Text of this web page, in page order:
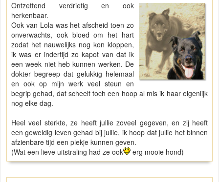
Ontzettend verdrietig en ook
herkenbaar.
Ook van Lola was het afscheid toen zo
onverwachts, ook bloed om het hart
zodat het nauwelijks nog kon kloppen,
ik was er indertijd zo kapot van dat ik
een week niet heb kunnen werken. De
dokter begreep dat gelukkig helemaal
en ook op mijn werk veel steun en
begrip gehad, dat scheelt toch een hoop al mis ik haar eigenlijk
nog elke dag.
Heel veel sterkte, ze heeft jullie zoveel gegeven, en zij heeft
een geweldig leven gehad bij jullie, ik hoop dat jullie het binnen
afzienbare tijd een plekje kunnen geven.
(Wat een lieve uitstraling had ze ook
erg mooie hond)